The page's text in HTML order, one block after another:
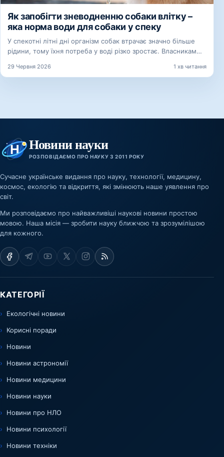
Як запобігти зневодненню собаки влітку –
яка норма води для собаки у спеку
У спекотні літні дні організм собак втрачає значно більше
рідини, тому їхня потреба у воді різко зростає. Власникам…
29 Червня 2026 1 хв читання
Новини науки
РОЗПОВІДАЄМО ПРО НАУКУ З 2011 РОКУ
Сучасне українське видання про науку, технології, медицину,
космос, екологію та відкриття, які змінюють наше уявлення про
світ.
Ми розповідаємо про найважливіші наукові новини простою
мовою. Наша місія — зробити науку ближчою та зрозумілішою
для кожного.
КАТЕГОРІЇ
Екологічні новини
Корисні поради
Новини
Новини астрономії
Новини медицини
Новини науки
Новини про НЛО
Новини психології
Новини техніки